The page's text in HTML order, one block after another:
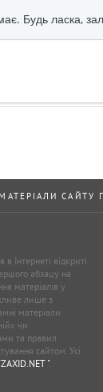
МАТЕРІАЛИ САЙТУ
Інтернеті відкриті
абзацу на
матеріалів у
лише з
матеріали
чи
та правил
сайтом. Усі
".